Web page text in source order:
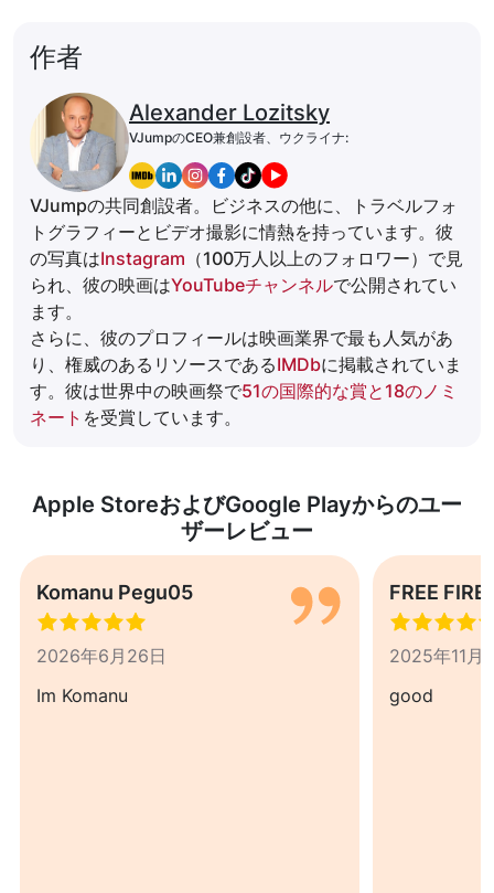
作者
Alexander Lozitsky
VJumpのCEO兼創設者、ウクライナ:
VJumpの共同創設者。ビジネスの他に、トラベルフォ
トグラフィーとビデオ撮影に情熱を持っています。彼
の写真はInstagram （100万人以上のフォロワー）で見
られ、彼の映画はYouTubeチャンネルで公開されてい
ます。
さらに、彼のプロフィールは映画業界で最も人気があ
り、権威のあるリソースであるIMDbに掲載されていま
す。彼は世界中の映画祭で51の国際的な賞と18のノミ
ネート を受賞しています。
Apple StoreおよびGoogle Playからのユー
ザーレビュー
Komanu Pegu05
2026年6月26日
Im Komanu
FREE
2025年11月
good